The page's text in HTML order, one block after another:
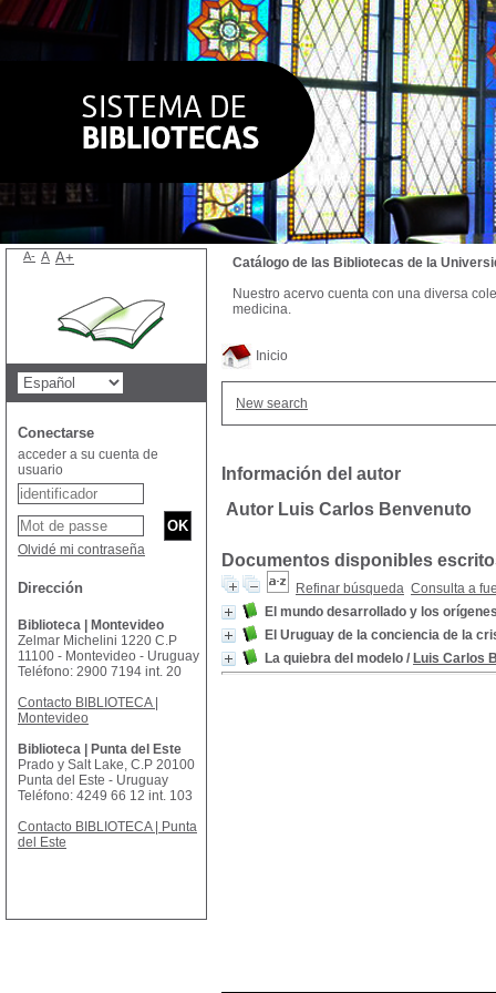
Inicio
New search
Información del autor
Autor Luis Carlos Benvenuto
Documentos disponibles
Refinar búsqueda Consulta a
El mundo desarrollado y los
El Uruguay de la conciencia de la
La quiebra del modelo / Luis Carlos
Catálogo de las Bibliotecas de la
Nuestro acervo cuenta con una diversa
medicina.
A- A A+
Conectarse
acceder a su cuenta de
usuario
Olvidé mi contraseña
Dirección
Biblioteca | Montevideo
Zelmar Michelini 1220 C.P
11100 - Montevideo - Uruguay
Teléfono: 2900 7194 int. 20
Contacto BIBLIOTECA |
Montevideo
Biblioteca | Punta del Este
Prado y Salt Lake, C.P 20100
Punta del Este - Uruguay
Teléfono: 4249 66 12 int. 103
Contacto BIBLIOTECA | Punta
del Este